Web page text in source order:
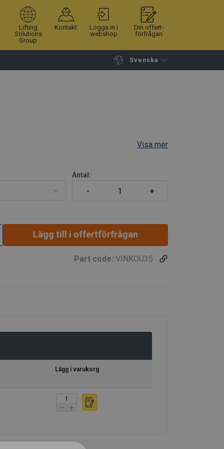
Lifting
Solutions
Group
Kontakt
Logga in i
webshop
Din offert-
förfrågan
Svenska
Fortsätt handla Gå till kassan
Visa mer
Antal:
Lägg till i offertförfrågan
Part code: VINKOU35
Lägg i varukorg